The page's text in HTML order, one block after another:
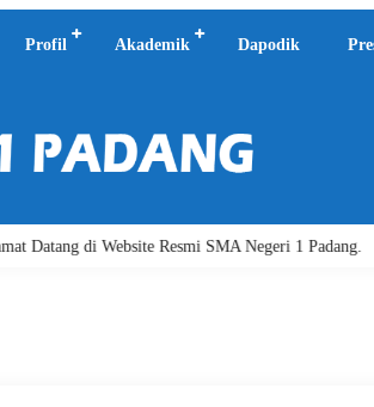
Profil Akademik Dapodik
di Website Resmi SMA Negeri 1 Padang.